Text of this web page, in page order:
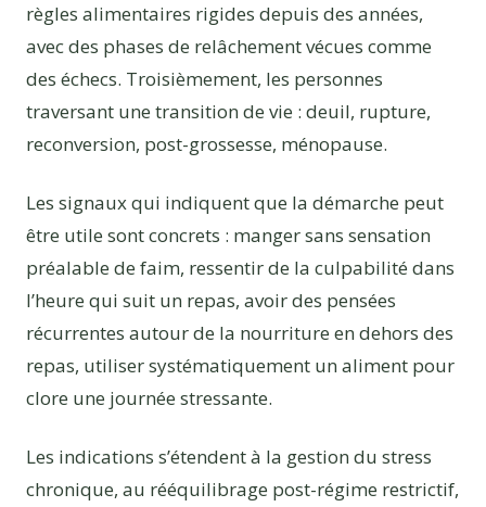
règles alimentaires rigides depuis des années,
avec des phases de relâchement vécues comme
des échecs. Troisièmement, les personnes
traversant une transition de vie : deuil, rupture,
reconversion, post-grossesse, ménopause.
Les signaux qui indiquent que la démarche peut
être utile sont concrets : manger sans sensation
préalable de faim, ressentir de la culpabilité dans
l’heure qui suit un repas, avoir des pensées
récurrentes autour de la nourriture en dehors des
repas, utiliser systématiquement un aliment pour
clore une journée stressante.
Les indications s’étendent à la gestion du stress
chronique, au rééquilibrage post-régime restrictif,